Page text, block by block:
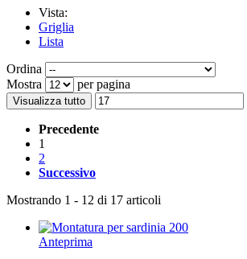
Vista:
Griglia
Lista
Ordina
Mostra
per pagina
Visualizza tutto
Precedente
1
2
Successivo
Mostrando 1 - 12 di 17 articoli
Anteprima